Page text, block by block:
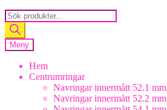
Products
search
Meny
Hem
Centrumringar
Navringar innermått 52.1 mm
Navringar innermått 52.2 mm